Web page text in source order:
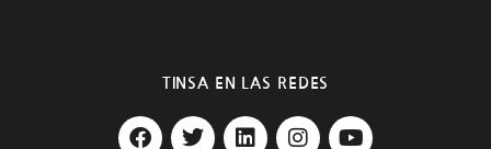
TINSA EN LAS REDES
F
T
L
I
Y